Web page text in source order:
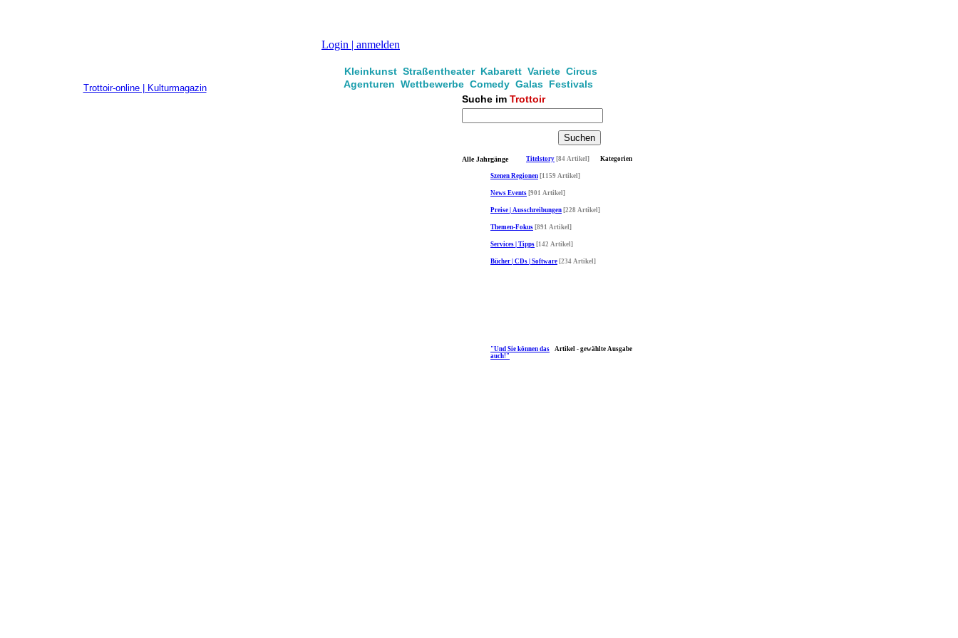
Login | anmelden
Kleinkunst Straßentheater Kabarett Variete Circus
Agenturen Wettbewerbe Comedy Galas Festivals
Trottoir-online | Kulturmagazin
Suche im Trottoir
Kategorien
Alle Jahrgänge Titelstory [84 Artikel]
Szenen Regionen [1159 Artikel]
News Events [901 Artikel]
Preise | Ausschreibungen [228 Artikel]
Themen-Fokus [891 Artikel]
Services | Tipps [142 Artikel]
Bücher | CDs | Software [234 Artikel]
Artikel - gewählte Ausgabe
"Und Sie können das
auch!"